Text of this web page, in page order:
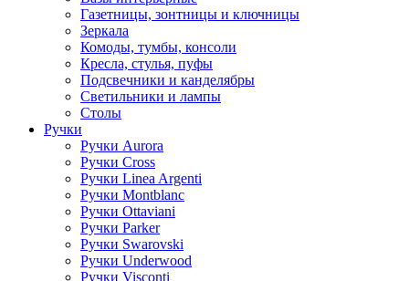
Газетницы, зонтницы и ключницы
Зеркала
Комоды, тумбы, консоли
Кресла, стулья, пуфы
Подсвечники и канделябры
Светильники и лампы
Столы
Ручки
Ручки Aurora
Ручки Cross
Ручки Linea Argenti
Ручки Montblanc
Ручки Ottaviani
Ручки Parker
Ручки Swarovski
Ручки Underwood
Ручки Visconti